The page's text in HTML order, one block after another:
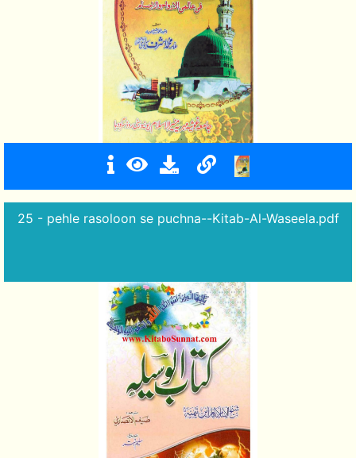
25 - pehle rasoloon se puchna--Kitab-Al-Waseela.pdf